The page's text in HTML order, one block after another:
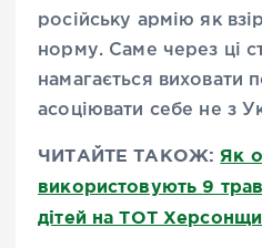
російську армію як
норму. Саме через ці
намагається виховати
асоціювати себе не з
ЧИТАЙТЕ ТАКОЖ: Як
використовують 9
дітей на ТОТ